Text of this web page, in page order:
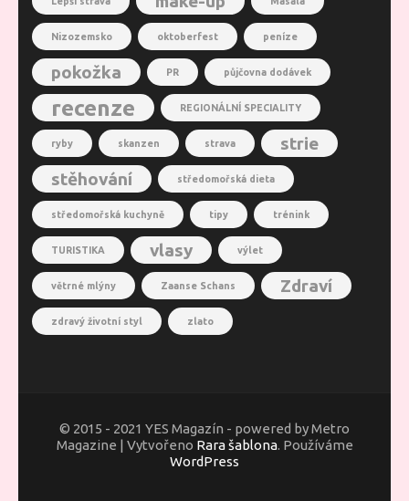
Nizozemsko oktoberfest peníze
pokožka PR půjčovna dodávek
recenze REGIONÁLNÍ SPECIALITY
ryby skanzen strava
strie
stěhování
středomořská dieta
středomořská kuchyně tipy trénink
TURISTIKA vlasy výlet
větrné mlýny Zaanse Schans Zdraví
zdravý životní styl zlato
© 2015 - 2021 YES Magazín - powered by Metro
Magazine | Vytvořeno Rara šablona. Používáme
WordPress